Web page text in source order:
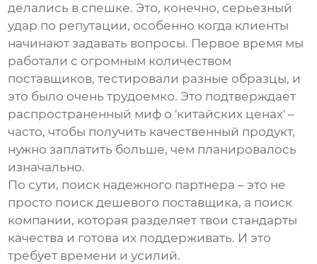
делались в спешке. Это, конечно, серьезный
удар по репутации, особенно когда клиенты
начинают задавать вопросы. Первое время мы
работали с огромным количеством
поставщиков, тестировали разные образцы, и
это было очень трудоемко. Это подтверждает
распространенный миф о 'китайских ценах' –
часто, чтобы получить качественный продукт,
нужно заплатить больше, чем планировалось
изначально.
По сути, поиск надежного партнера – это не
просто поиск дешевого поставщика, а поиск
компании, которая разделяет твои стандарты
качества и готова их поддерживать. И это
требует времени и усилий.